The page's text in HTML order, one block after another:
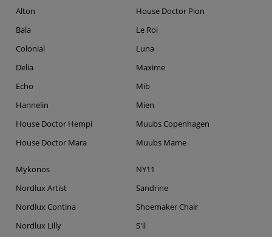
Alton
Bala
Colonial
Delia
Echo
Hannelin
House Doctor Hempi
House Doctor Mara
House Doctor Pion
Le Roi
Luna
Maxime
Mib
Mien
Muubs Copenhagen
Muubs Mame
Mykonos
Nordlux Artist
Nordlux Contina
Nordlux Lilly
NY11
Sandrine
Shoemaker Chair
S'il